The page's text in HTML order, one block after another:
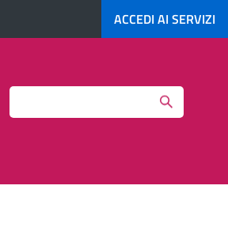
ACCEDI AI SERVIZI
Search